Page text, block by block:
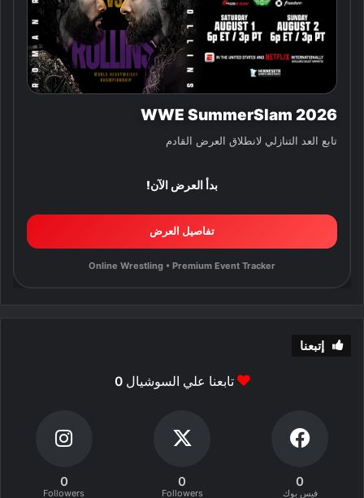
WWE SummerSlam 2026
تابع العد التنازلي لانطلاق العرض القادم
بدأ العرض الآن!
تفاصيل العرض
Online Wrestling • Premium Event Tracker
إتبعنا
تابعنا علي السوشيال0
0
فيس بوك
0
Followers
0
Followers